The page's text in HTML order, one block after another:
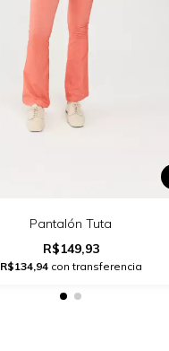
Pantalón Tuta
R$149,93
R$134,94con transferencia